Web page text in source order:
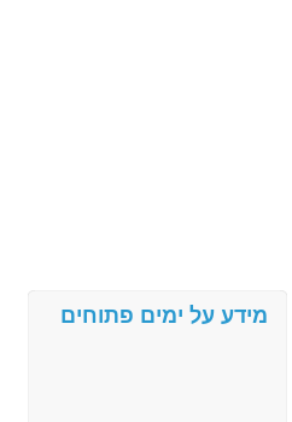
מידע על ימים פתוחים